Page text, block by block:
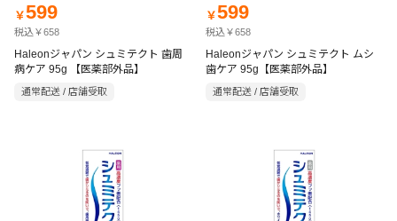
￥599
税込￥658
Haleonジャパン シュミテクト 歯周
病ケア 95g 【医薬部外品】
通常配送 / 店舗受取
￥599
税込￥658
Haleonジャパン シュミテクト ムシ
歯ケア 95g【医薬部外品】
通常配送 / 店舗受取